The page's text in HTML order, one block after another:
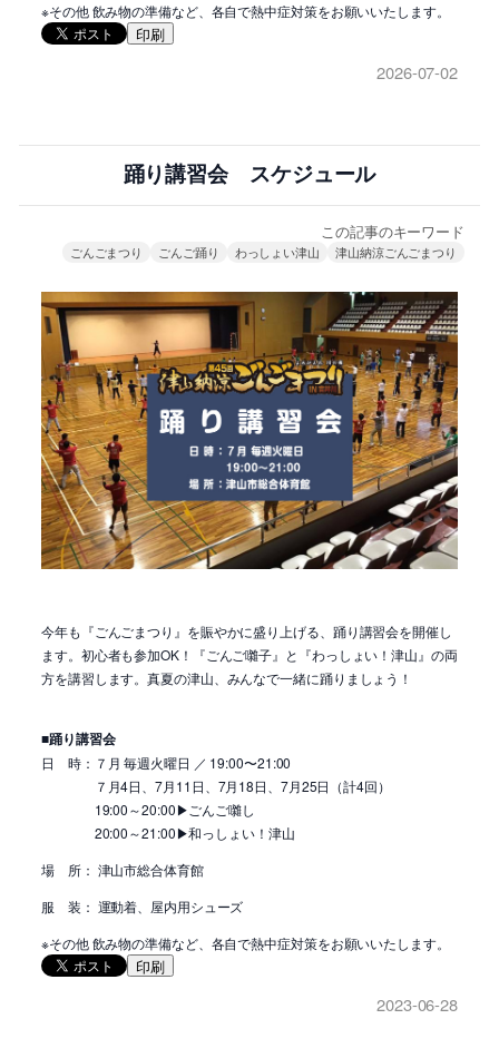
※その他 飲み物の準備など、各自で熱中症対策をお願いいたします。
印刷
2026-07-02
踊り講習会 スケジュール
この記事のキーワード
ごんごまつり ごんご踊り わっしょい津山 津山納涼ごんごまつり
今年も『ごんごまつり』を賑やかに盛り上げる、踊り講習会を開催し
ます。初心者も参加OK！『ごんご囃子』と『わっしょい！津山』の両
方を講習します。真夏の津山、みんなで一緒に踊りましょう！
■踊り講習会
日 時：７月 毎週火曜日 ／ 19:00〜21:00
７月4日、7月11日、7月18日、7月25日（計4回）
19:00～20:00▶ごんご囃し
20:00～21:00▶和っしょい！津山
場 所： 津山市総合体育館
服 装： 運動着、屋内用シューズ
※その他 飲み物の準備など、各自で熱中症対策をお願いいたします。
印刷
2023-06-28